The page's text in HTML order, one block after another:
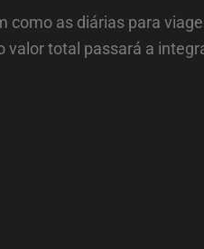
como as diárias para
total passará a